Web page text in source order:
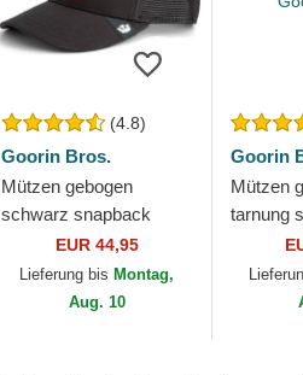
(4.8)
Goorin Bros.
Mützen gebogen
schwarz snapback
Freedom The Farm
Goorin Bros.
EUR 44,95
Lieferung bis Montag,
Aug. 10
Goorin
Mützen
tarnung
Real